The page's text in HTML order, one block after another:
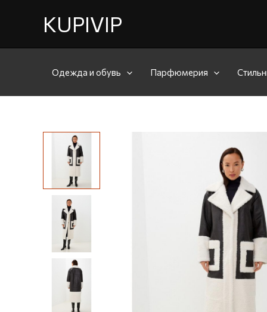
KUPIVIP
Одежда и обувь Парфюмерия